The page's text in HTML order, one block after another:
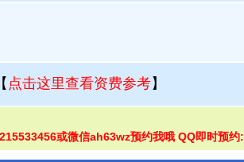
点击这里查看资费参考】
或微信ah63wz预约我哦 QQ即时预约: